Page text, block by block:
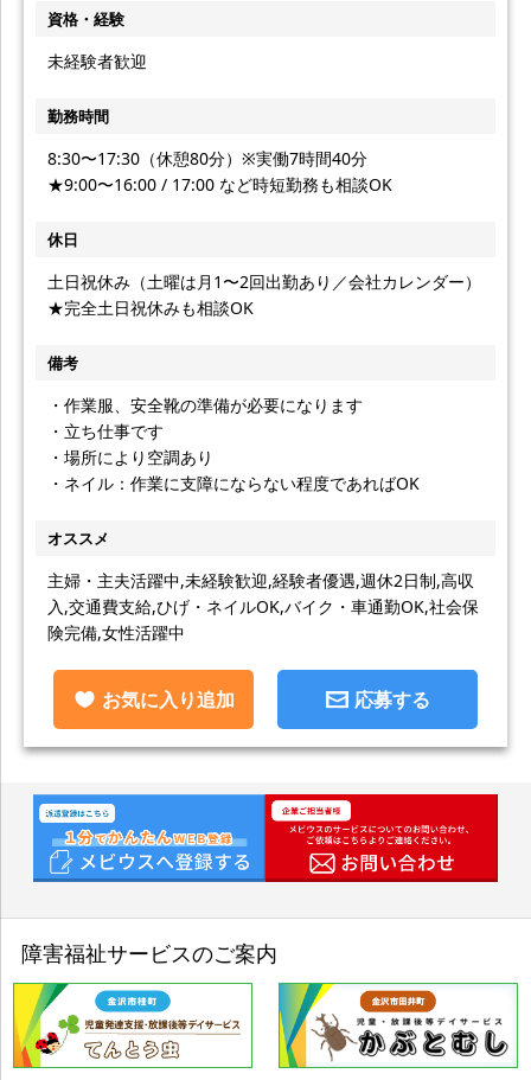
資格・経験
未経験者歓迎
勤務時間
8:30〜17:30（休憩80分）※実働7時間40分
★9:00〜16:00 / 17:00 など時短勤務も相談OK
休日
土日祝休み（土曜は月1〜2回出勤あり／会社カレンダー）
★完全土日祝休みも相談OK
備考
・作業服、安全靴の準備が必要になります
・立ち仕事です
・場所により空調あり
・ネイル：作業に支障にならない程度であればOK
オススメ
主婦・主夫活躍中,未経験歓迎,経験者優遇,週休2日制,高収
入,交通費支給,ひげ・ネイルOK,バイク・車通勤OK,社会保
険完備,女性活躍中
お気に入り追加 応募する
障害福祉サービスのご案内